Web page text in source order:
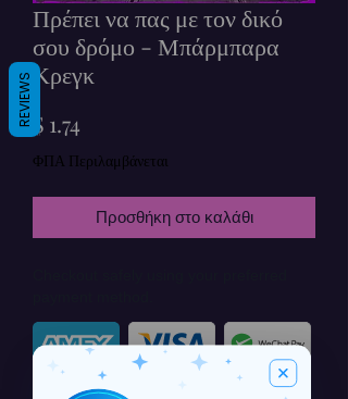
Πρέπει να πας με τον δικό
σου δρόμο - Μπάρμπαρα
Κρεγκ
$ 1.74
ΦΠΑ Περιλαμβάνεται
Προσθήκη στο καλάθι
REVIEWS